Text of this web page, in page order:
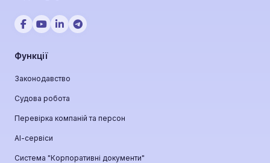
Функції
Законодавство
Судова робота
Перевірка компаній та персон
АІ-сервіси
Система "Корпоративні документи"